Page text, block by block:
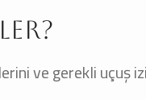
ve gerekli uçuş